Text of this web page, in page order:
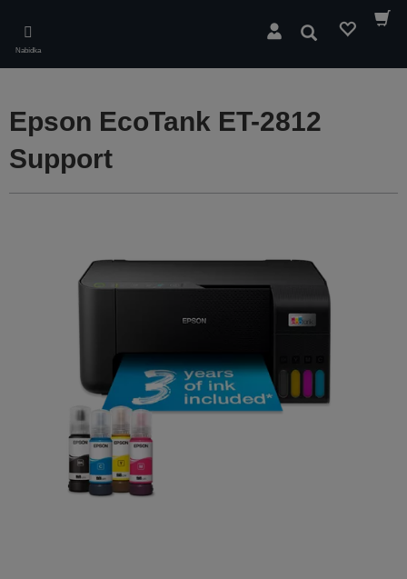
main
content
Nabídka
Hledat
Epson EcoTank ET-2812
Support